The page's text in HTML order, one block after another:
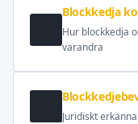
Blockkedja
Hur blockkedja
varandra
Juridiskt